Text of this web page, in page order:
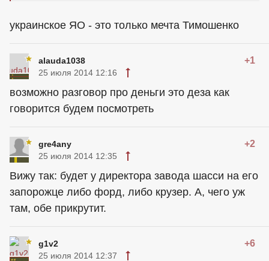
украинское ЯО - это только мечта Тимошенко
alauda1038 +1
25 июля 2014 12:16
возможно разговор про деньги это деза как
говорится будем посмотреть
gre4any +2
25 июля 2014 12:35
Вижу так: будет у директора завода шасси на его
запорожце либо форд, либо крузер. А, чего уж
там, обе прикрутит.
g1v2 +6
25 июля 2014 12:37